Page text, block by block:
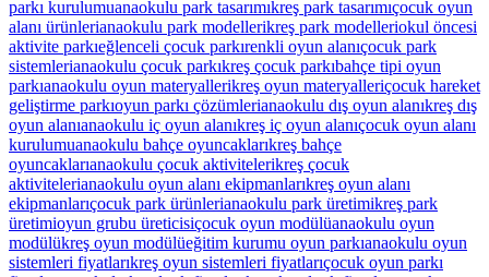
parkı kurulumuanaokulu park tasarımıkreş park tasarımıçocuk oyun
alanı ürünlerianaokulu park modellerikreş park modelleriokul öncesi
aktivite parkıeğlenceli çocuk parkırenkli oyun alanıçocuk park
sistemlerianaokulu çocuk parkıkreş çocuk parkıbahçe tipi oyun
parkıanaokulu oyun materyallerikreş oyun materyalleriçocuk hareket
geliştirme parkıoyun parkı çözümlerianaokulu dış oyun alanıkreş dış
oyun alanıanaokulu iç oyun alanıkreş iç oyun alanıçocuk oyun alanı
kurulumuanaokulu bahçe oyuncaklarıkreş bahçe
oyuncaklarıanaokulu çocuk aktivitelerikreş çocuk
aktivitelerianaokulu oyun alanı ekipmanlarıkreş oyun alanı
ekipmanlarıçocuk park ürünlerianaokulu park üretimikreş park
üretimioyun grubu üreticisiçocuk oyun modülüanaokulu oyun
modülükreş oyun modülüeğitim kurumu oyun parkıanaokulu oyun
sistemleri fiyatlarıkreş oyun sistemleri fiyatlarıçocuk oyun parkı